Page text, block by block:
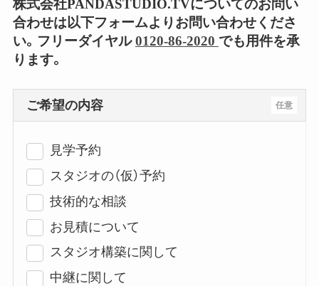
株式会社PANDASTUDIO.TVについてのお問い
合わせは以下フォームよりお問い合わせくださ
い。フリーダイヤル0120-86-2020 でも用件を承
ります。
任意
ご希望の内容
見学予約
スタジオの（仮）予約
技術的な相談
お見積について
スタジオ構築に関して
中継に関して